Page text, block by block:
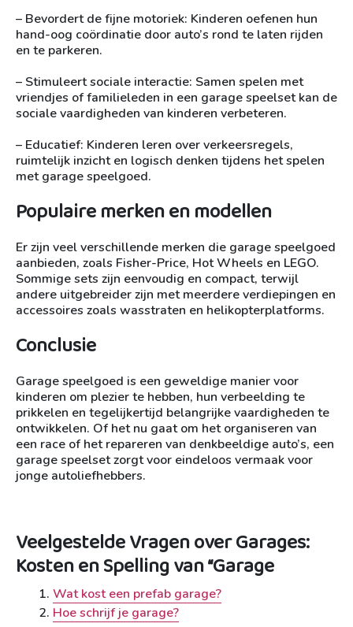
– Bevordert de fijne motoriek: Kinderen oefenen hun
hand-oog coördinatie door auto’s rond te laten rijden
en te parkeren.
– Stimuleert sociale interactie: Samen spelen met
vriendjes of familieleden in een garage speelset kan de
sociale vaardigheden van kinderen verbeteren.
– Educatief: Kinderen leren over verkeersregels,
ruimtelijk inzicht en logisch denken tijdens het spelen
met garage speelgoed.
Populaire merken en modellen
Er zijn veel verschillende merken die garage speelgoed
aanbieden, zoals Fisher-Price, Hot Wheels en LEGO.
Sommige sets zijn eenvoudig en compact, terwijl
andere uitgebreider zijn met meerdere verdiepingen en
accessoires zoals wasstraten en helikopterplatforms.
Conclusie
Garage speelgoed is een geweldige manier voor
kinderen om plezier te hebben, hun verbeelding te
prikkelen en tegelijkertijd belangrijke vaardigheden te
ontwikkelen. Of het nu gaat om het organiseren van
een race of het repareren van denkbeeldige auto’s, een
garage speelset zorgt voor eindeloos vermaak voor
jonge autoliefhebbers.
Veelgestelde Vragen over Garages:
Kosten en Spelling van “Garage
Wat kost een prefab garage?
Hoe schrijf je garage?